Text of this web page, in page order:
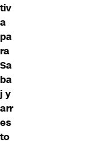
tiv
a
pa
ra
Sa
ba
j y
arr
es
to